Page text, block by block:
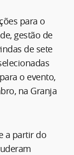
para o
gestão de
de sete
o evento,
na Granja
a partir do